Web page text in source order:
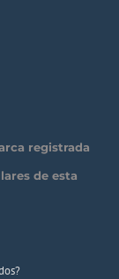
registrada
de esta